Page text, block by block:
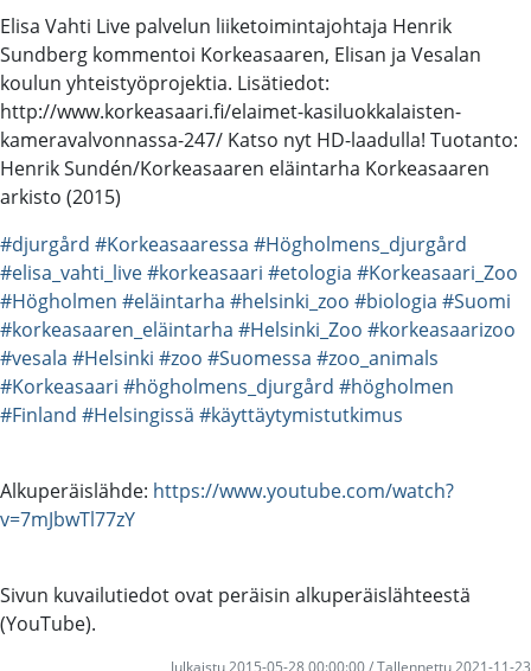
Elisa Vahti Live palvelun liiketoimintajohtaja Henrik
Sundberg kommentoi Korkeasaaren, Elisan ja Vesalan
koulun yhteistyöprojektia. Lisätiedot:
http://www.korkeasaari.fi/elaimet-kasiluokkalaisten-
kameravalvonnassa-247/ Katso nyt HD-laadulla! Tuotanto:
Henrik Sundén/Korkeasaaren eläintarha Korkeasaaren
arkisto (2015)
#djurgård #Korkeasaaressa #Högholmens_djurgård
#elisa_vahti_live#korkeasaari #etologia #Korkeasaari_Zoo
#Högholmen #eläintarha #helsinki_zoo #biologia #Suomi
#korkeasaaren_eläintarha #Helsinki_Zoo #korkeasaarizoo
#vesala #Helsinki #zoo #Suomessa #zoo_animals
#Korkeasaari #högholmens_djurgård #högholmen
#Finland #Helsingissä #käyttäytymistutkimus
Alkuperäislähde: https://www.youtube.com/watch?
v=7mJbwTl77zY
Sivun kuvailutiedot ovat peräisin alkuperäislähteestä
(YouTube).
Julkaistu 2015-05-28 00:00:00 / Tallennettu 2021-11-23